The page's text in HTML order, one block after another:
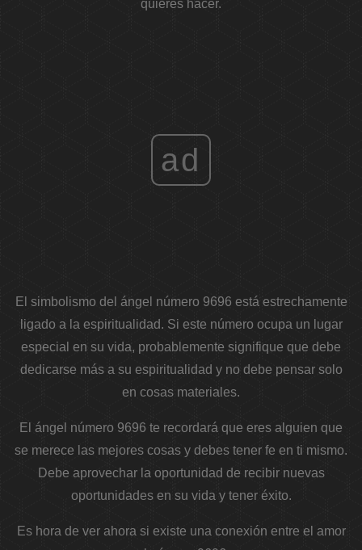
quieres hacer.
ad
El simbolismo del ángel número 9696 está estrechamente
ligado a la espiritualidad. Si este número ocupa un lugar
especial en su vida, probablemente signifique que debe
dedicarse más a su espiritualidad y no debe pensar solo
en cosas materiales.
El ángel número 9696 te recordará que eres alguien que
se merece las mejores cosas y debes tener fe en ti mismo.
Debe aprovechar la oportunidad de recibir nuevas
oportunidades en su vida y tener éxito.
Es hora de ver ahora si existe una conexión entre el amor